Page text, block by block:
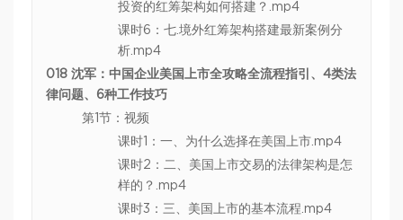
投资的红筹架构如何搭建？.mp4
课时6：七.境外红筹架构搭建最新案例分
析.mp4
018 沈军：中国企业美国上市全攻略全流程指引、4类法
律问题、6种工作技巧
第1节：视频
课时1：一、为什么选择在美国上市.mp4
课时2：二、美国上市交易的法律架构是怎
样的？.mp4
课时3：三、美国上市的基本流程.mp4